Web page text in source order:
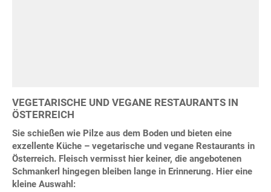
VEGETARISCHE UND VEGANE RESTAURANTS IN
ÖSTERREICH
Sie schießen wie Pilze aus dem Boden und bieten eine
exzellente Küche – vegetarische und vegane Restaurants in
Österreich. Fleisch vermisst hier keiner, die angebotenen
Schmankerl hingegen bleiben lange in Erinnerung. Hier eine
kleine Auswahl: